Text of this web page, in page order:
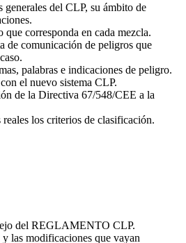
del CLP, su ámbito de
que corresponda en cada mezcla.
de comunicación de peligros que
palabras e indicaciones de peligro.
el nuevo sistema CLP.
de la Directiva 67/548/CEE a la
los criterios de clasificación.
del REGLAMENTO CLP.
las modificaciones que vayan